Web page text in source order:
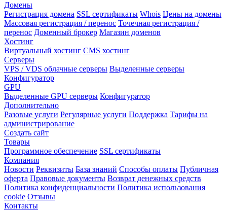
Домены
Регистрация домена SSL сертификаты Whois Цены на домены
Массовая регистрация / перенос Точечная регистрация /
перенос Доменный брокер Магазин доменов
Хостинг
Виртуальный хостинг CMS хостинг
Серверы
VPS / VDS облачные серверы Выделенные серверы
Конфигуратор
GPU
Выделенные GPU серверы Конфигуратор
Дополнительно
Разовые услуги Регулярные услуги Поддержка Тарифы на
администрирование
Создать сайт
Товары
Программное обеспечение SSL сертификаты
Компания
Новости Реквизиты База знаний Способы оплаты Публичная
оферта Правовые документы Возврат денежных средств
Политика конфиденциальности Политика использования
cookie Отзывы
Контакты